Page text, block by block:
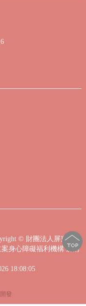
© 財團法人屏東縣私
身心障礙福利機構 屏府
18:08:05
發